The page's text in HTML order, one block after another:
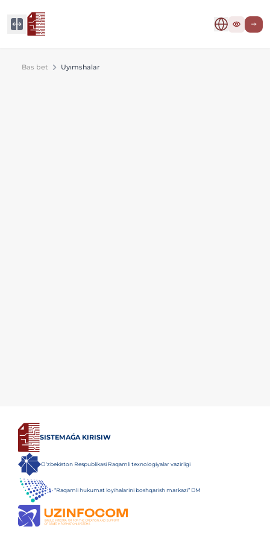
Bas bet Uyımshalar
SISTEMAǴA KIRISIW
O‘zbekiston Respublikasi Raqamli texnologiyalar vazirligi
“Raqamli hukumat loyihalarini boshqarish markazi” DM